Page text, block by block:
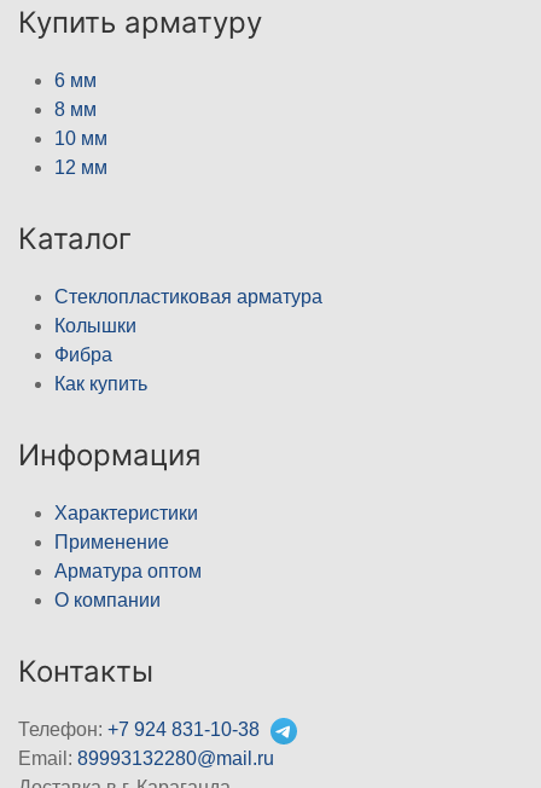
Купить арматуру
6 мм
8 мм
10 мм
12 мм
Каталог
Стеклопластиковая арматура
Колышки
Фибра
Как купить
Информация
Характеристики
Применение
Арматура оптом
О компании
Контакты
Телефон: +7 924 831-10-38
Email: 89993132280@mail.ru